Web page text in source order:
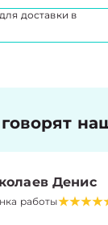
доставки в
Денис
работы